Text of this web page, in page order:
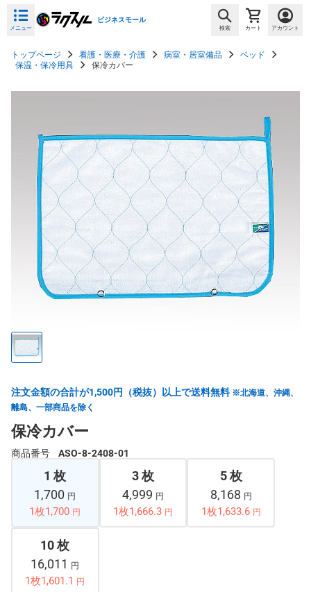
メニュー
ビジネスモール
検索 カート アカウント
トップページ 看護・医療・介護 病室・居室備品
ベッド
保温・保冷用具
保冷カバー
注文金額の合計が1,500円（税抜）以上で送料無料 ※北海道、沖縄、
離島、一部商品を除く
保冷カバー
商品番号 ASO-8-2408-01
1 枚
1,700 円
1枚1,700 円
3 枚
4,999 円
1枚1,666.3 円
5 枚
8,168 円
1枚1,633.6 円
10 枚
16,011 円
1枚1,601.1 円